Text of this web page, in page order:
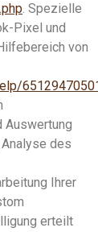
. Spezielle
Pixel und
von
Auswertung
des
Ihrer
erteilt